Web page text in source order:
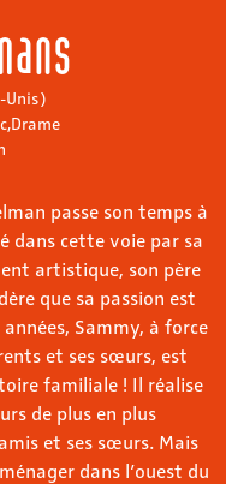
Unis)
,Drame
passe son temps à
dans cette voie par sa
artistique, son père
que sa passion est
Sammy, à force
et ses sœurs, est
familiale ! Il réalise
de plus en plus
et ses sœurs. Mais
dans l’ouest du